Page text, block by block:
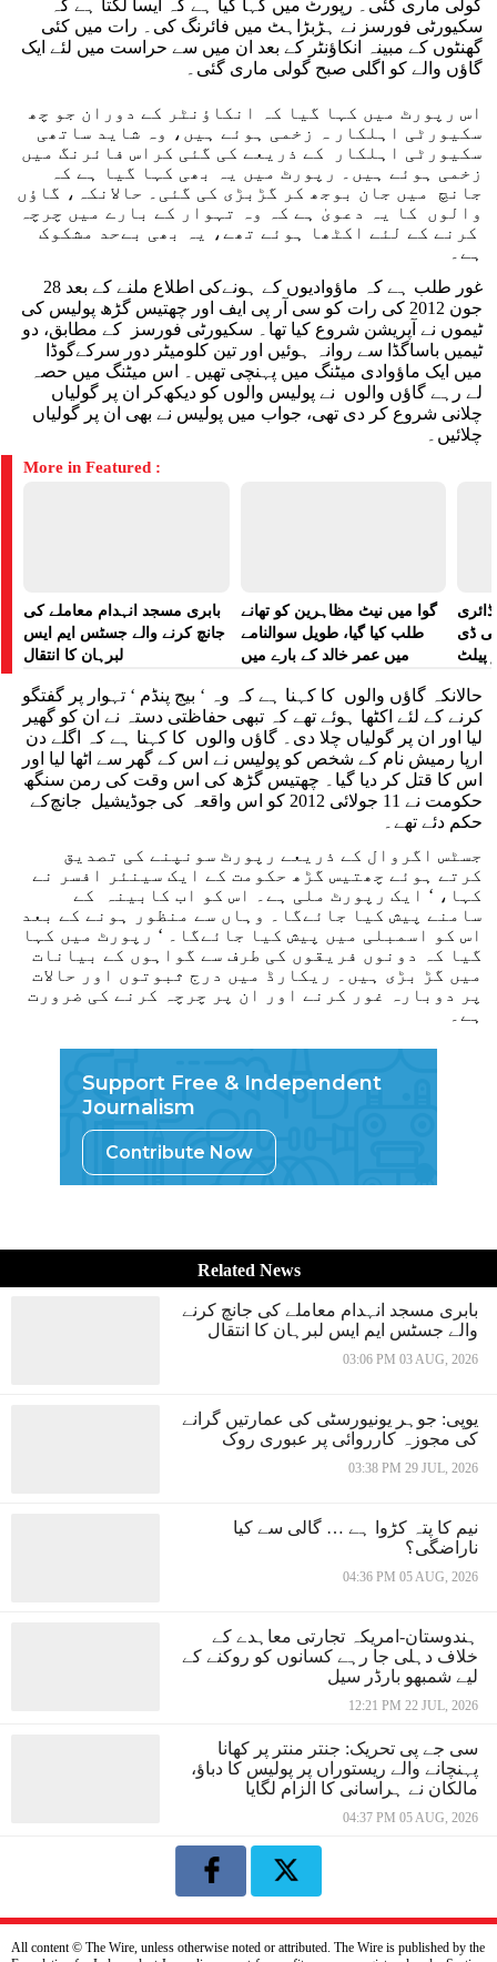
گولی ماری گئی۔ رپورٹ میں کہا گیا ہے کہ ایسا لگتا ہے کہ
سکیورٹی فورسز نے ہڑبڑاہٹ میں فائرنگ کی۔ رات میں کئی
گھنٹوں کے مبینہ انکاؤنٹر کے بعد ان میں سے حراست میں لئے ایک
گاؤں والے کو اگلی صبح گولی ماری گئی۔
اس رپورٹ میں کہا گیا کہ انکاؤنٹر کے دوران جو چھ
سکیورٹی اہلکار ہ زخمی ہوئے ہیں، وہ شاید ساتھی
سکیورٹی اہلکار کے ذریعے کی گئی کراس فائرنگ میں
زخمی ہوئے ہیں۔ رپورٹ میں یہ بھی کہا گیا ہے کہ
جانچ میں جان بوجھ کر گڑبڑی کی گئی۔ حالانکہ، گاؤں
والوں کا یہ دعویٰ ہے کہ وہ تہوار کے بارے میں چرچہ
کرنے کے لئے اکٹھا ہوئے تھے، یہ بھی بےحد مشکوک
ہے۔
غور طلب ہے کہ ماؤوادیوں کے ہونےکی اطلاع ملنے کے بعد 28
جون 2012 کی رات کو سی آر پی ایف اور چھتیس گڑھ پولیس کی
ٹیموں نے آپریشن شروع کیا تھا۔ سکیورٹی فورسز کے مطابق، دو
ٹیمیں باساگڈا سے روانہ ہوئیں اور تین کلومیٹر دور سرکےگوڈا
میں ایک ماؤوادی میٹنگ میں پہنچی تھیں۔ اس میٹنگ میں حصہ
لے رہے گاؤں والوں نے پولیس والوں کو دیکھ‌کر ان پر گولیاں
چلانی شروع کر دی تھی، جواب میں پولیس نے بھی ان پر گولیاں
چلائیں۔
More in Featured :
بابری مسجد انہدام معاملے کی
جانچ کرنے والے جسٹس ایم ایس
لبرہان کا انتقال
گوا میں نیٹ مظاہرین کو تھانے
طلب کیا گیا، طویل سوالنامے
میں عمر خالد کے بارے میں
ڈی
پیلٹ
تھی
حالانکہ گاؤں والوں کا کہنا ہے کہ وہ ‘ بیج پنڈم ‘ تہوار پر گفتگو
کرنے کے لئے اکٹھا ہوئے تھے کہ تبھی حفاظتی دستہ نے ان کو گھیر
لیا اور ان پر گولیاں چلا دی۔ گاؤں والوں کا کہنا ہے کہ اگلے دن
ارپا رمیش نام کے شخص کو پولیس نے اس کے گھر سے اٹھا لیا اور
اس کا قتل کر دیا گیا۔ چھتیس گڑھ کی اس وقت کی رمن سنگھ
حکومت نے 11 جولائی 2012 کو اس واقعہ کی جوڈیشیل جانچ‌کے
حکم دئے تھے۔
جسٹس اگروال کے ذریعے رپورٹ سونپنے کی تصدیق
کرتے ہوئے چھتیس گڑھ حکومت کے ایک سینئر افسر نے
کہا، ‘ ایک رپورٹ ملی ہے۔ اس کو اب کابینہ کے
سامنے پیش کیا جائے‌گا۔ وہاں سے منظور ہونے کے بعد
اس کو اسمبلی میں پیش کیا جائے‌گا۔ ‘ رپورٹ میں کہا
گیا کہ دونوں فریقوں کی طرف سے گواہوں کے بیانات
میں گڑ بڑی ہیں۔ ریکارڈ میں درج ثبوتوں اور حالات
پر دوبارہ غور کرنے اور ان پر چرچہ کرنے کی ضرورت
ہے۔
Support Free & Independent
Journalism
Contribute Now
Related News
بابری مسجد انہدام معاملے کی جانچ کرنے
والے جسٹس ایم ایس لبرہان کا انتقال
03:06 PM 03 AUG, 2026
یوپی: جوہر یونیورسٹی کی عمارتیں گرانے
کی مجوزہ کارروائی پر عبوری روک
03:38 PM 29 JUL, 2026
نیم کا پتہ کڑوا ہے … گالی سے کیا
ناراضگی؟
04:36 PM 05 AUG, 2026
ہندوستان-امریکہ تجارتی معاہدے کے
خلاف دہلی جا رہے کسانوں کو روکنے کے
لیے شمبھو بارڈر سیل
12:21 PM 22 JUL, 2026
سی جے پی تحریک: جنتر منتر پر کھانا
پہنچانے والے ریستوراں پر پولیس کا دباؤ،
مالکان نے ہراسانی کا الزام لگایا
04:37 PM 05 AUG, 2026
All content © The Wire, unless otherwise noted or attributed. The Wire is published by the